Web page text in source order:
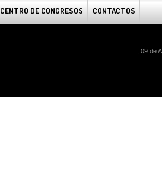
CENTRO DE CONGRESOS CONTACTOS
, 09 de